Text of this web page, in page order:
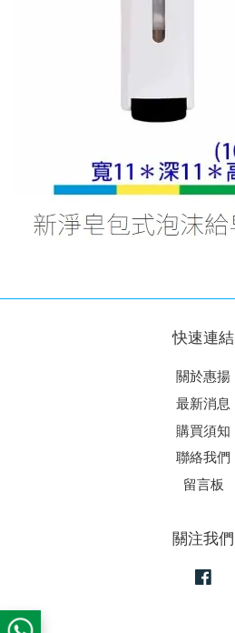
快速連結
關於惠揚
最新消息
購買須知
聯絡我們
留言板
關注我們